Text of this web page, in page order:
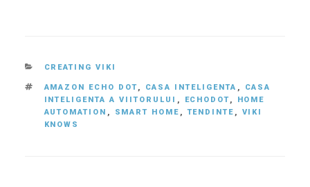
CATEGORIES
CREATING VIKI
TAGS
AMAZON ECHO DOT, CASA INTELIGENTA ,
CASA
INTELIGENTA A VIITORULUI
, ECHODOT,
HOME
AUTOMATION , SMART HOME ,TENDINTE , VIKI
KNOWS